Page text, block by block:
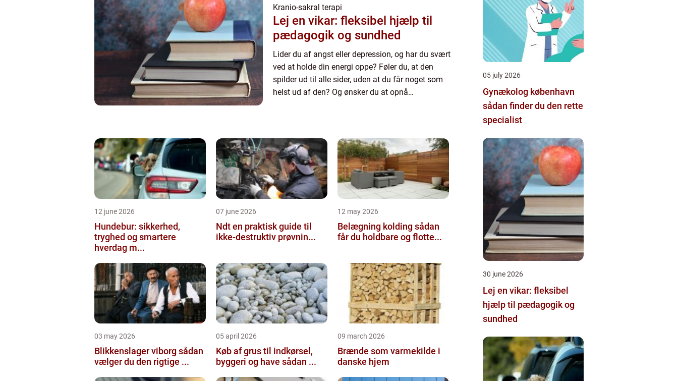
Kranio-sakral terapi
Lej en vikar: fleksibel hjælp til
pædagogik og sundhed
Lider du af angst eller depression, og har du svært
ved at holde din energi oppe? Føler du, at den
spilder ud til alle sider, uden at du får noget som
helst ud af den? Og ønsker du at opnå
12 june 2026
Hundebur: sikkerhed,
tryghed og smartere
hverdag m...
07 june 2026
Ndt en praktisk guide til
ikke-destruktiv prøvnin...
12 may 2026
Belægning kolding sådan
får du holdbare og flotte...
03 may 2026
Blikkenslager viborg sådan
vælger du den rigtige ...
05 april 2026
Køb af grus til indkørsel,
byggeri og have sådan ...
09 march 2026
Brænde som varmekilde i
danske hjem
05 july 2026
Gynækolog københavn
sådan finder du den rette
specialist
30 june 2026
Lej en vikar: fleksibel
hjælp til pædagogik og
sundhed